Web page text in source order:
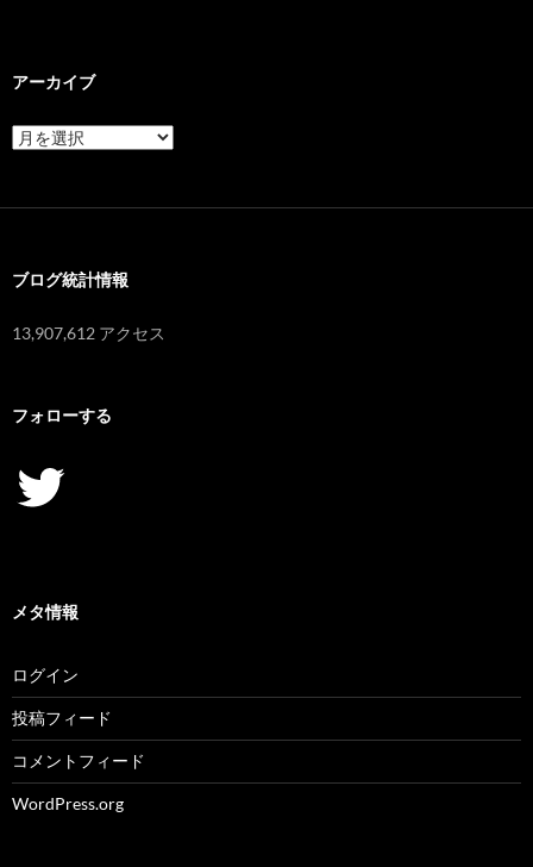
アーカイブ
ア
ー
ブログ統計情報
13,907,612 アクセス
フォローする
Twitter
メタ情報
ログイン
投稿フィード
コメントフィード
WordPress.org